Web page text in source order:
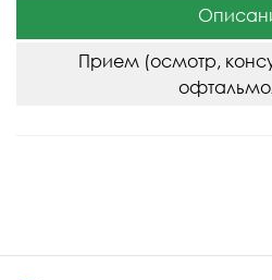
Прием (осмотр,